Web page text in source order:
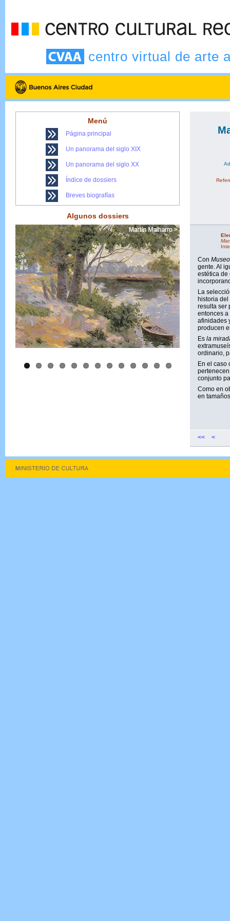
centro virtual de arte
Menú
Página principal
Un panorama del siglo XIX
Un panorama del siglo XX
Índice de dossiers
Breves biografías
Algunos dossiers
Con
gente. Al
estética de
La
historia
resulta ser
entonces
afinidades
producen
Es la
ordinario,
En el caso
conjunto
Como en
en
<< <